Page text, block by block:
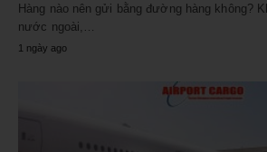
Hàng nào nên gửi bằng đường hàng không?
nước ngoài,…
1 ngày ago